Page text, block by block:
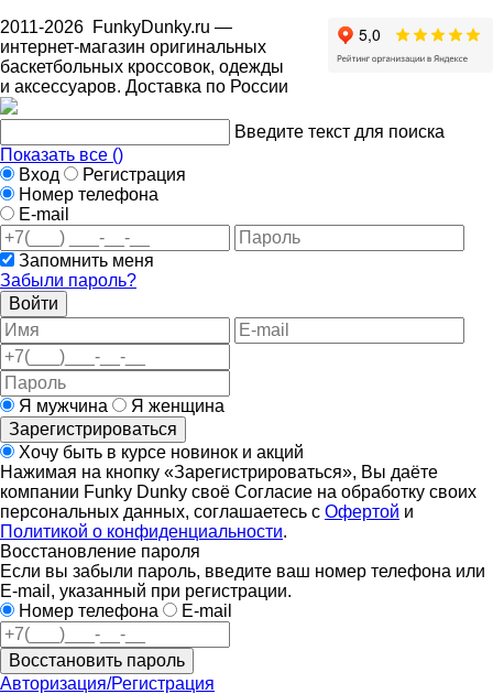
2011-2026 FunkyDunky.ru —
интернет-магазин оригинальных
баскетбольных кроссовок, одежды
и аксессуаров. Доставка по России
Введите текст для поиска
Показать все ()
Вход
Регистрация
Номер телефона
E-mail
Запомнить меня
Забыли пароль?
Войти
Я мужчина
Я женщина
Зарегистрироваться
Хочу быть в курсе новинок и акций
Нажимая на кнопку «Зарегистрироваться», Вы даёте
компании Funky Dunky своё Согласие на обработку своих
персональных данных, соглашаетесь с Офертой и
Политикой о конфиденциальности.
Восстановление пароля
Если вы забыли пароль, введите ваш номер телефона или
E-mail, указанный при регистрации.
Номер телефона
E-mail
Восстановить пароль
Авторизация/Регистрация